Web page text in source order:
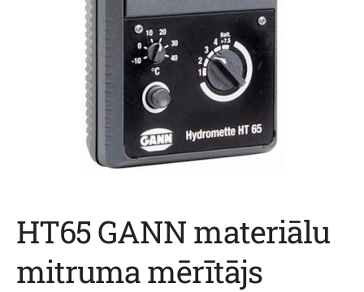
HT65 GANN materiālu
mitruma mērītājs